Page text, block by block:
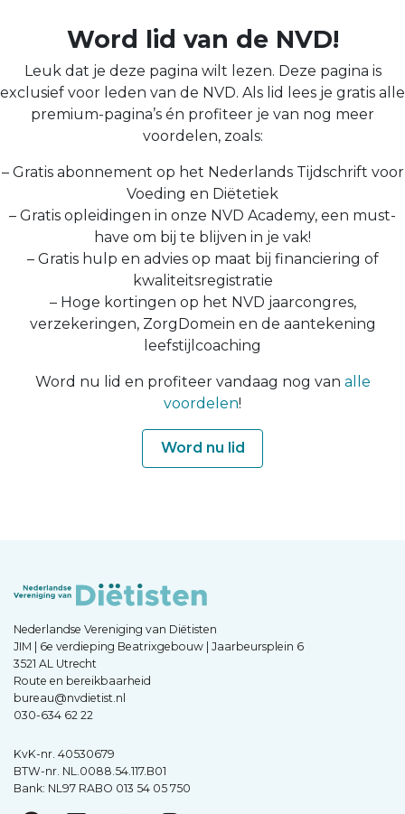
Word lid van de NVD!
Leuk dat je deze pagina wilt lezen. Deze pagina is
exclusief voor leden van de NVD. Als lid lees je gratis alle
premium-pagina’s én profiteer je van nog meer
voordelen, zoals:
– Gratis abonnement op het Nederlands Tijdschrift voor
Voeding en Diëtetiek
– Gratis opleidingen in onze NVD Academy, een must-
have om bij te blijven in je vak!
– Gratis hulp en advies op maat bij financiering of
kwaliteitsregistratie
– Hoge kortingen op het NVD jaarcongres,
verzekeringen, ZorgDomein en de aantekening
leefstijlcoaching
Word nu lid en profiteer vandaag nog van alle
voordelen!
Word nu lid
Nederlandse Vereniging van Diëtisten
JIM | 6e verdieping Beatrixgebouw | Jaarbeursplein 6
3521 AL Utrecht
Route en bereikbaarheid
bureau@nvdietist.nl
030-634 62 22
KvK-nr. 40530679
BTW-nr. NL.0088.54.117.B01
Bank: NL97 RABO 013 54 05 750